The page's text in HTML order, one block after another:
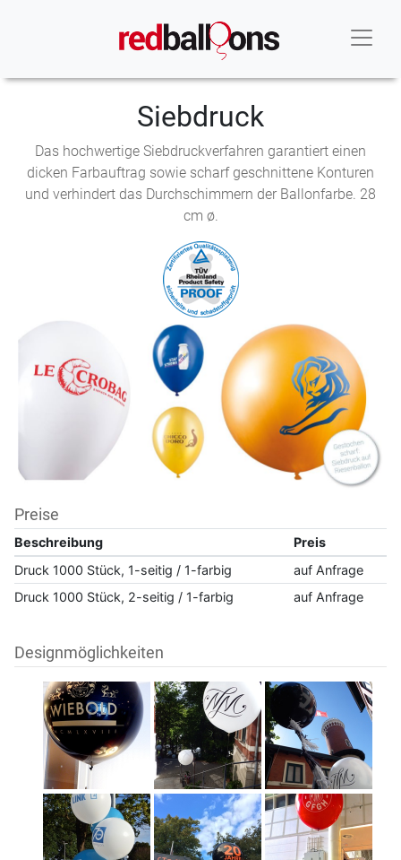
Siebdruck
Das hochwertige Siebdruckverfahren garantiert einen
dicken Farbauftrag sowie scharf geschnittene Konturen
und verhindert das Durchschimmern der Ballonfarbe. 28
cm ø.
Preise
Beschreibung
Preis
Druck 1000 Stück, 1-seitig / 1-farbig
auf Anfrage
Druck 1000 Stück, 2-seitig / 1-farbig
auf Anfrage
Designmöglichkeiten